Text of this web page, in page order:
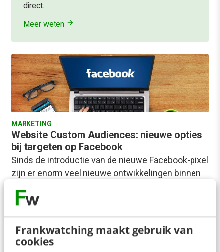
Frankwatching maakt gebruik van
cookies
direct.
Meer weten
MARKETING
Website Custom Audiences: nieuwe opties
bij targeten op Facebook
Sinds de introductie van de nieuwe Facebook-pixel
zijn er enorm veel nieuwe ontwikkelingen binnen
(Facebook Canvas) en…
Rico Schilt· 10 jaar geleden